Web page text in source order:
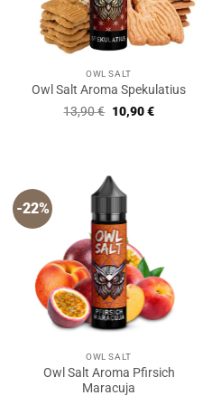
OWL SALT
Owl Salt Aroma Spekulatius
13,90€ Ursprünglicher
Preis
10,90€Aktueller
-22%
OWL SALT
Owl Salt Aroma Pfirsich
Maracuja